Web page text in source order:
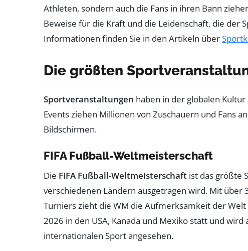
Athleten, sondern auch die Fans in ihren Bann
Beweise für die Kraft und die Leidenschaft, die der
Informationen finden Sie in den Artikeln über
Die größten
Sportveranstaltungen haben in der globalen
Events ziehen Millionen von Zuschauern und Fans
Bildschirmen.
FIFA Fußball-Weltmeisterschaft
Die FIFA Fußball-Weltmeisterschaft ist das größte
verschiedenen Ländern ausgetragen wird. Mit über
Turniers zieht die WM die Aufmerksamkeit der
2026 in den USA, Kanada und Mexiko statt und
internationalen Sport angesehen.